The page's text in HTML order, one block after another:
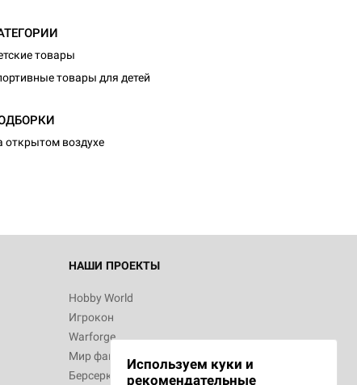
товары
товары для детей
открытом воздухе
НАШИ ПРОЕКТЫ
Hobby World
Игрокон
Warforge
Мир фантастики
Берсерк
Используем куки и
рекомендательные